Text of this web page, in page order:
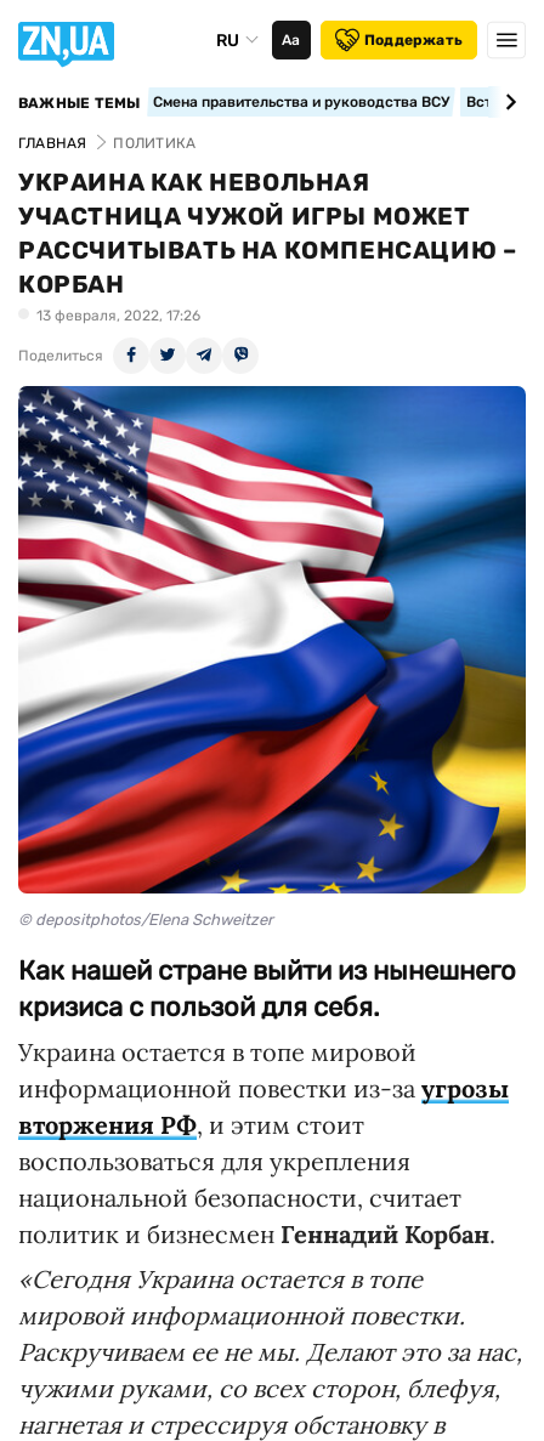
RU Аа Поддержать
ВАЖНЫЕ ТЕМЫ Смена правительства и руководства ВСУ
ГЛАВНАЯ ПОЛИТИКА
УКРАИНА КАК НЕВОЛЬНАЯ
УЧАСТНИЦА ЧУЖОЙ ИГРЫ МОЖЕТ
РАССЧИТЫВАТЬ НА КОМПЕНСАЦИЮ –
КОРБАН
13 февраля, 2022, 17:26
Поделиться
© depositphotos/Elena Schweitzer
Как нашей стране выйти из нынешнего
кризиса с пользой для себя.
Украина остается в топе мировой
информационной повестки из-за угрозы
вторжения РФ, и этим стоит
воспользоваться для укрепления
национальной безопасности, считает
политик и бизнесмен Геннадий Корбан.
«Сегодня Украина остается в топе
мировой информационной повестки.
Раскручиваем ее не мы. Делают это за нас,
чужими руками, со всех сторон, блефуя,
нагнетая и стрессируя обстановку в